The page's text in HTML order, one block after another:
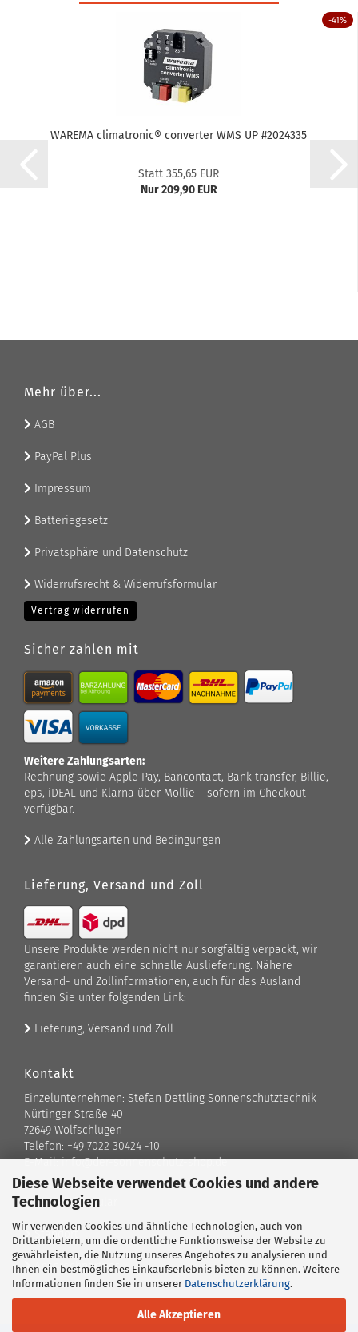
Diese Webseite verwendet Cookies und andere
Technologien
Wir verwenden Cookies und ähnliche Technologien, auch von
Drittanbietern, um die ordentliche Funktionsweise der Website zu
gewährleisten, die Nutzung unseres Angebotes zu analysieren und
Ihnen ein bestmögliches Einkaufserlebnis bieten zu können. Weitere
Informationen finden Sie in unserer Datenschutzerklärung.
Alle Akzeptieren
-41%
WA­RE­MA cli­ma­tro­nic® con­ver­ter WMS UP #2024335
Statt 355,65 EUR
Nur 209,90 EUR
Mehr über...
AGB
PayPal Plus
Impressum
Batteriegesetz
Privatsphäre und Datenschutz
Widerrufsrecht & Widerrufsformular
Vertrag widerrufen
Sicher zahlen mit
Weitere Zahlungsarten:
Rechnung sowie Apple Pay, Bancontact, Bank transfer, Billie,
eps, iDEAL und Klarna über Mollie – sofern im Checkout
verfügbar.
Alle Zahlungsarten und Bedingungen
Lieferung, Versand und Zoll
Unsere Produkte werden nicht nur sorgfältig verpackt, wir
garantieren auch eine schnelle Auslieferung. Nähere
Versand- und Zollinformationen, auch für das Ausland
finden Sie unter folgenden Link:
Lieferung, Versand und Zoll
Kontakt
Einzelunternehmen: Stefan Dettling Sonnenschutztechnik
Nürtinger Straße 40
72649 Wolfschlugen
Telefon: +49 7022 30424 -10
E-Mail: info@der-sonnenschutz-shop.de
Kontaktformular
Standort
Ansprechpartner